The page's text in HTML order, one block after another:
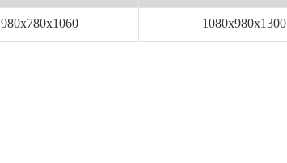
980x780x1060 1080x980x1300